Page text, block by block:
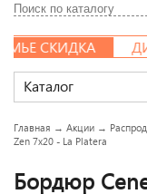
СКИДКА
Каталог
Главная → Акции →
Zen 7x20 - La Platera
Бордюр